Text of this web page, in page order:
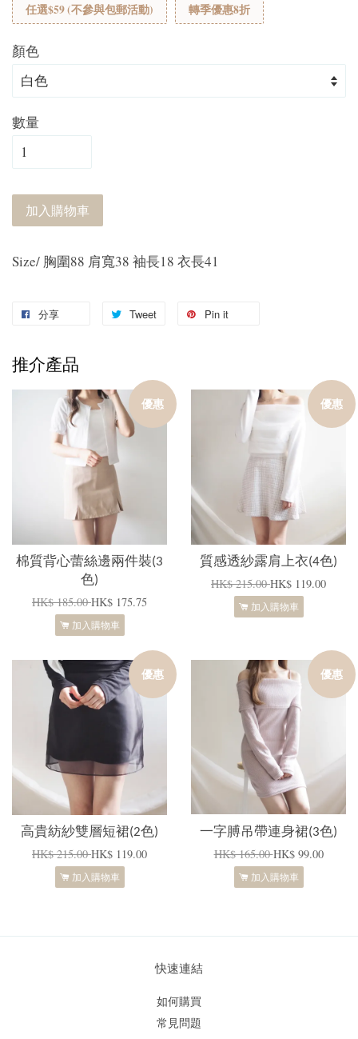
任選$59 (不參與包郵活動) 轉季優惠8折
顏色
數量
加入購物車
Size/ 胸圍88 肩寬38 袖長18 衣長41
分享 Tweet Pin it
推介產品
優惠
棉質背心蕾絲邊兩件裝(3
色)
HK$ 185.00HK$ 175.75
加入購物車
優惠
質感透紗露肩上衣(4色)
HK$ 215.00HK$ 119.00
加入購物車
優惠
高貴紡紗雙層短裙(2色)
HK$ 215.00HK$ 119.00
加入購物車
優惠
一字膊吊帶連身裙(3色)
HK$ 165.00HK$ 99.00
加入購物車
快速連結
如何購買
常見問題